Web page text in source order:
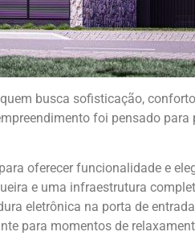
busca sofisticação,
foi pensado
oferecer funcionalidade e
e uma infraestrutura
eletrônica na porta de
para momentos de